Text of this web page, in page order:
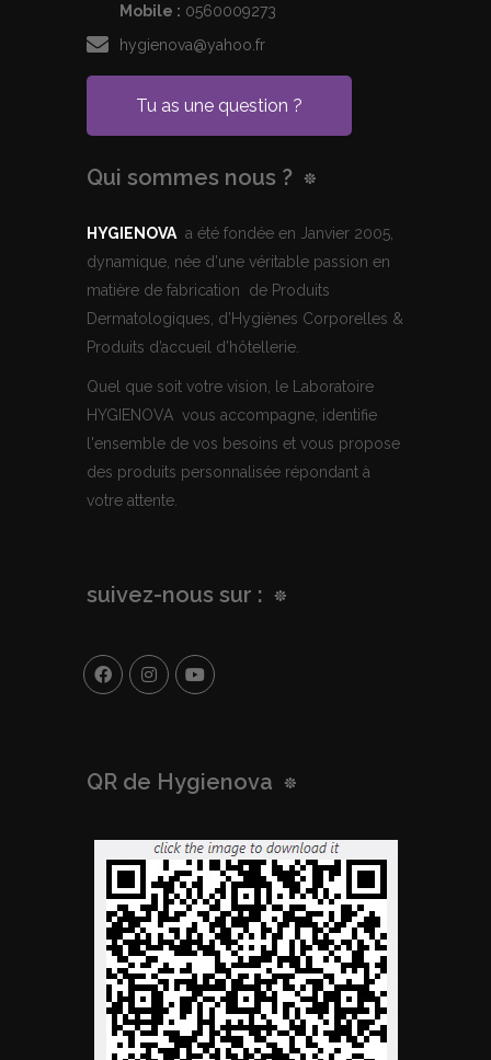
Mobile : 0560009273
hygienova@yahoo.fr
Tu as une question ?
Qui sommes nous ?
HYGIENOVA a été fondée en Janvier 2005,
dynamique, née d'une véritable passion en
matière de fabrication de Produits
Dermatologiques, d’Hygiènes Corporelles &
Produits d’accueil d’hôtellerie.
Quel que soit votre vision, le Laboratoire
HYGIENOVA vous accompagne, identifie
l'ensemble de vos besoins et vous propose
des produits personnalisée répondant à
votre attente.
suivez-nous sur :
QR de Hygienova